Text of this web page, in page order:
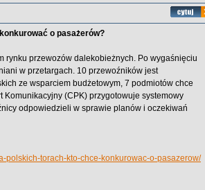
o pasażerów?
rynku przewozów dalekobieżnych. Po wygaśnięciu
w przetargach. 10 przewoźników jest
ze wsparciem budżetowym, 7 podmiotów chce
Komunikacyjny (CPK) przygotowuje systemowy
odpowiedzieli w sprawie planów i oczekiwań
polskich-torach-kto-chce-konkurowac-o-pasazerow/